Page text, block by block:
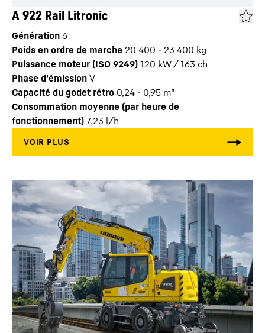
A 922 Rail Litronic
Génération 6
Poids en ordre de marche 20 400 - 23 400 kg
Puissance moteur (ISO 9249) 120 kW / 163 ch
Phase d'émission V
Capacité du godet rétro 0,24 - 0,95 m³
Consommation moyenne (par heure de
fonctionnement) 7,23 l/h